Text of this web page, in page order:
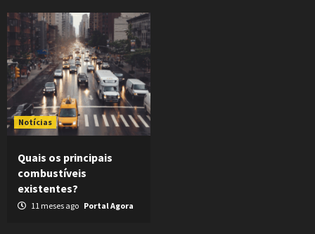
Notícias
Quais os principais
combustíveis
existentes?
11 meses ago Portal Agora